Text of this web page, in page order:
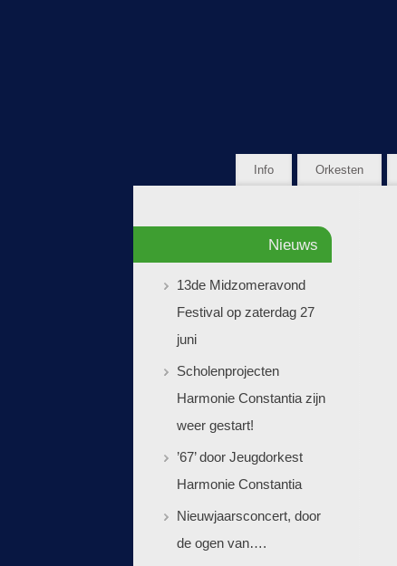
Info Orkesten
Nieuws
13de Midzomeravond
Festival op zaterdag 27
juni
Scholenprojecten
Harmonie Constantia zijn
weer gestart!
’67’ door Jeugdorkest
Harmonie Constantia
Nieuwjaarsconcert, door
de ogen van….